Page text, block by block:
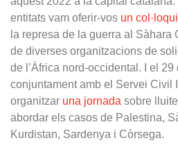
entitats vam oferir-vos un col·loqui
la represa de la guerra al Sàhara
de diverses organitzacions de
de l’Àfrica nord-occidental. I el 29
conjuntament amb el Servei Civil
organitzar una jornada sobre
abordar els casos de Palestina,
Kurdistan, Sardenya i Còrsega.